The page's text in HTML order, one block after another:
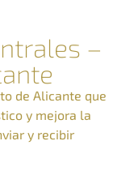
–
de Alicante que
y mejora la
y recibir